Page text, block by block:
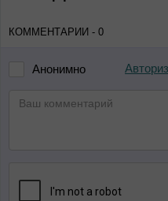
КОММЕНТАРИИ - 0
Анонимно